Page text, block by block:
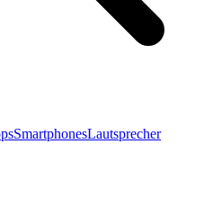
SmartphonesLautsprecher